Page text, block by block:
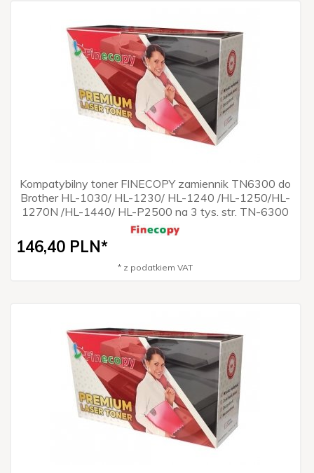
Kompatybilny toner FINECOPY zamiennik TN6300 do
Brother HL-1030/ HL-1230/ HL-1240 /HL-1250/HL-
1270N /HL-1440/ HL-P2500 na 3 tys. str. TN-6300
146,40 PLN*
* z podatkiem VAT